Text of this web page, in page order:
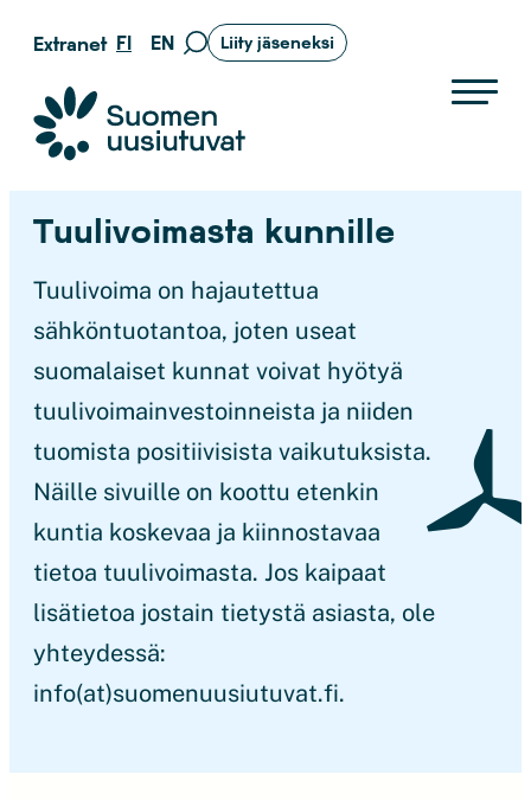
Siirry
sisältöön
Extranet FI EN
Siirry
Liity jäseneksi
Suomen uusiutuvat ry
Tuulivoimasta kunnille
Tuulivoima on hajautettua
sähköntuotantoa, joten useat
suomalaiset kunnat voivat hyötyä
tuulivoimainvestoinneista ja niiden
tuomista positiivisista vaikutuksista.
Näille sivuille on koottu etenkin
kuntia koskevaa ja kiinnostavaa
tietoa tuulivoimasta. Jos kaipaat
lisätietoa jostain tietystä asiasta, ole
yhteydessä:
info(at)suomenuusiutuvat.fi.